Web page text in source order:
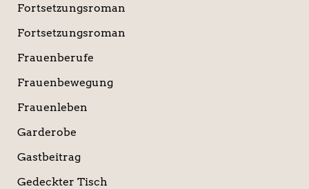
Fortsetzungsroman
Fortsetzungsroman
Frauenberufe
Frauenbewegung
Frauenleben
Garderobe
Gastbeitrag
Gedeckter Tisch